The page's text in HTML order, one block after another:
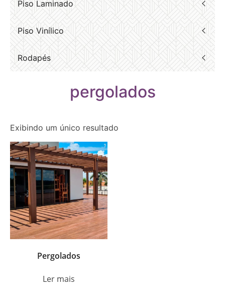
Piso Laminado
Piso Vinílico
Rodapés
pergolados
Exibindo um único resultado
Pergolados
Ler mais